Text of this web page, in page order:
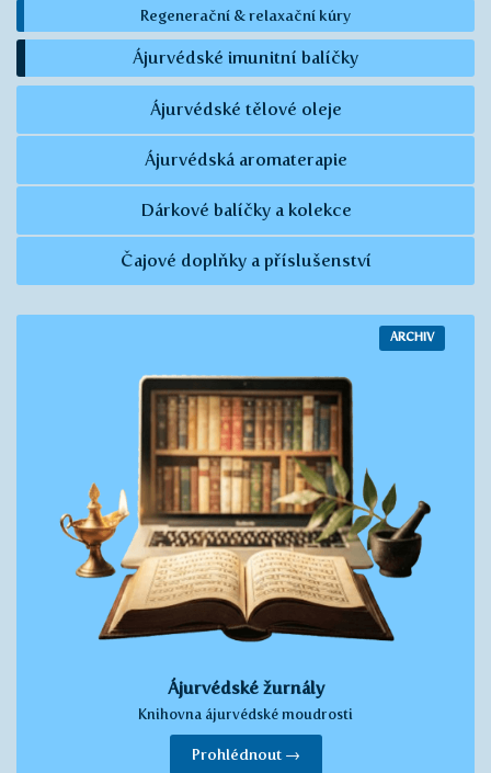
Regenerační & relaxační kúry
Ájurvédské imunitní balíčky
Ájurvédské tělové oleje
Ájurvédská aromaterapie
Dárkové balíčky a kolekce
Čajové doplňky a příslušenství
ARCHIV
Ájurvédské žurnály
Knihovna ájurvédské moudrosti
Prohlédnout →